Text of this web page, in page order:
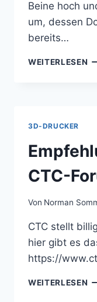
Beine hoch
um, dessen
bereits…
WEITERLESEN
3D-DRUCKER
CTC-
Von Norman
CTC stellt
hier gibt es
https://
WEITERLESEN